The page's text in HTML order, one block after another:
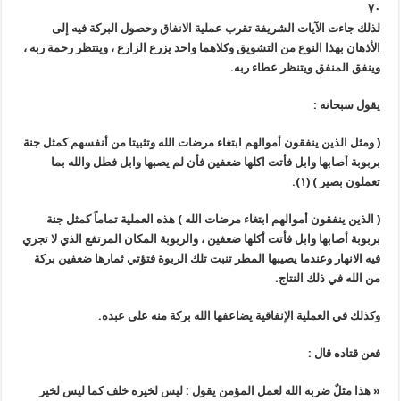
٧٠
لذلك جاءت الآيات الشريفة تقرب عملية الانفاق وحصول البركة فيه إلى
الأذهان بهذا النوع من التشويق وكلاهما واحد يزرع الزارع ، وينتظر رحمة ربه ،
وينفق المنفق ويتنظر عطاء ربه.
يقول سبحانه :
( ومثل الذين ينفقون أموالهم ابتغاء مرضات الله وتثبيتا من أنفسهم كمثل جنة
بربوبة أصابها وابل فأتت اكلها ضعفين فأن لم يصبها وابل فطل والله بما
تعملون بصير ) (١) .
( الذين ينفقون أموالهم ابتغاء مرضات الله) هذه العملية تماماً كمثل جنة
بربوبة أصابها وابل فأتت أكلها ضعفين ، والربوبة المكان المرتفع الذي لا تجري
فيه الانهار وعندما يصيبها المطر تنبت تلك الربوة فتؤتي ثمارها ضعفين بركة
من الله في ذلك النتاج.
وكذلك في العملية الإنفاقية يضاعفها الله بركة منه على عبده.
فعن قتاده قال :
« هذا مثلٌ ضربه الله لعمل المؤمن يقول : ليس لخيره خلف كما ليس لخير